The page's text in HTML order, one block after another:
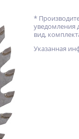
*
уведомления
вид,
Указанная